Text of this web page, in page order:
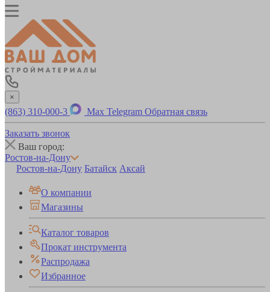
×
(863) 310-000-3 Max Telegram Обратная связь
Заказать звонок
Ваш город:
Ростов-на-Дону
Ростов-на-Дону Батайск Аксай
О компании
Магазины
Каталог товаров
Прокат инструмента
Распродажа
Избранное